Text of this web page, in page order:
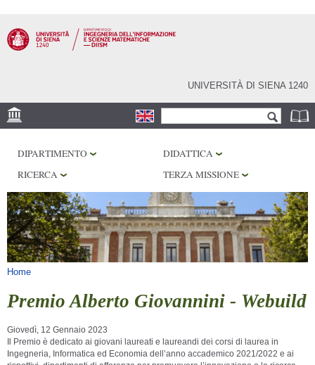
contenuto
principale
UNIVERSITÀ DI SIENA 1240
Form di ricerca
PHD PROGRAM
LABORATORI
BIBLIOTECHE
SERVIZI
DIPARTIMENTO
DIDATTICA
RICERCA
TERZA MISSIONE
Tu sei qui
Home
Premio Alberto Giovannini - Webuild
Giovedì, 12 Gennaio 2023
Il Premio è dedicato ai giovani laureati e laureandi dei corsi di laurea in
Ingegneria, Informatica ed Economia dell’anno accademico 2021/2022 e ai